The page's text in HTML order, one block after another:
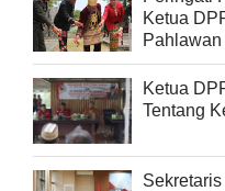
Ketua
Pahlawan
Ketua
Tentang